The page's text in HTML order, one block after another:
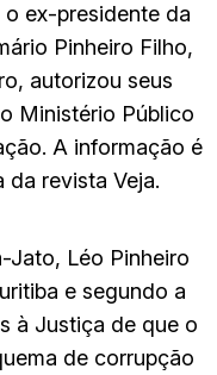
ex-presidente da
Pinheiro Filho,
autorizou seus
Ministério Público
A informação é
da revista Veja.
Jato, Léo Pinheiro
e segundo a
à Justiça de que o
de corrupção